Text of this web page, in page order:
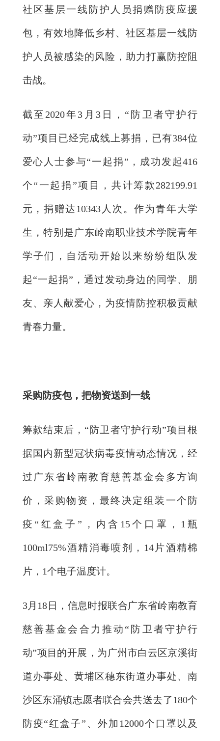
社区基层一线防护人员捐赠防疫应援
包，有效地降低乡村、社区基层一线防
护人员被感染的风险，助力打赢防控阻
击战。
截至2020年3月3日，“防卫者守护行
动”项目已经完成线上募捐，已有384位
爱心人士参与“一起捐”，成功发起416
个“一起捐”项目，共计筹款282199.91
元，捐赠达10343人次。作为青年大学
生，特别是广东岭南职业技术学院青年
学子们，自活动开始以来纷纷组队发
起“一起捐”，通过发动身边的同学、朋
友、亲人献爱心，为疫情防控积极贡献
青春力量。
采购防疫包，把物资送到一线
筹款结束后，“防卫者守护行动”项目根
据国内新型冠状病毒疫情动态情况，经
过广东省岭南教育慈善基金会多方询
价，采购物资，最终决定组装一个防
疫“红盒子”，内含15个口罩，1瓶
100ml75%酒精消毒喷剂，14片酒精棉
片，1个电子温度计。
3月18日，信息时报联合广东省岭南教育
慈善基金会合力推动“防卫者守护行
动”项目的开展，为广州市白云区京溪街
道办事处、黄埔区穗东街道办事处、南
沙区东涌镇志愿者联合会共送去了180个
防疫“红盒子”、外加12000个口罩以及